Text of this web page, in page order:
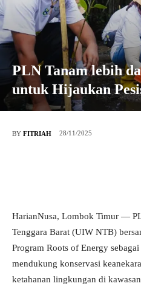
PLN Tanam lebih
untuk Hijaukan
BY FITRIAH 28/11/2025
HarianNusa, Lombok Timur —
Tenggara Barat (UIW NTB)
Program Roots of Energy
mendukung konservasi
ketahanan lingkungan di